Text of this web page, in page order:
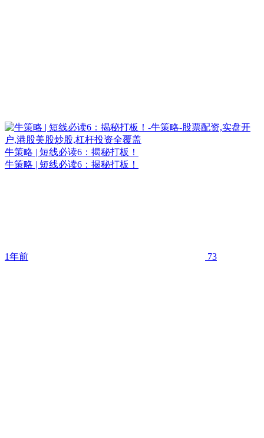
牛策略 | 短线必读6：揭秘打板！
牛策略 | 短线必读6：揭秘打板！
1年前 73